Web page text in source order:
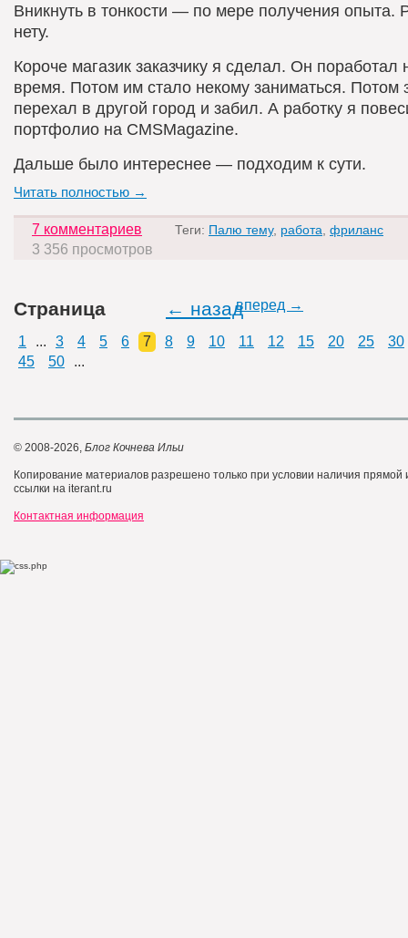
Вникнуть в тонкости — по мере получения опыта.
нету.
Короче магазик заказчику я сделал. Он поработал
время. Потом им стало некому заниматься. Потом
перехал в другой город и забил. А работку я
портфолио на CMSMagazine.
Дальше было интереснее — подходим к сути.
Читать полностью →
7 комментариев Теги: Палю тему, работа фриланс
3 356 просмотров
Страница ← назадвперед →
1 ... 3 4 5 6 7 8 9 10 11 12 15 20 25
30
45
50 ...
© 2008-2026, Блог Кочнева Ильи
Копирование материалов разрешено только при условии наличия прямой
ссылки на iterant.ru
Контактная информация